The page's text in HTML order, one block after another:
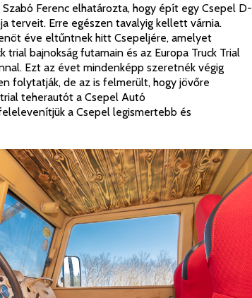
Ferenc elhatározta, hogy épít egy Csepel D-
terveit. Erre egészen tavalyig kellett várnia.
éve eltűntnek hitt Csepeljére, amelyet
trial bajnokság futamain és az Europa Truck Trial
Ezt az évet mindenképp szeretnék végig
folytatják, de az is felmerült, hogy jövőre
teherautót a Csepel Autó
a Csepel legismertebb és